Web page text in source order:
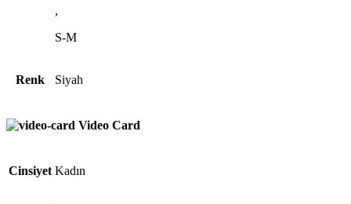
,
S-M
Renk Siyah
Video Card
Cinsiyet Kadın